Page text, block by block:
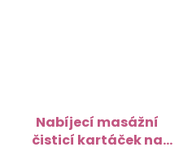
Nabíjecí masážní
čisticí kartáček na